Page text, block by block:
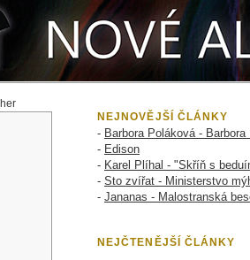
NEJNOVĚJŠÍ ČLÁNKY
- Barbora Poláková - Barbora
- Edison
- Karel Plíhal - "Skříň s
- Sto zvířat - Ministerstvo
- Jananas - Malostranská
NEJČTENĚJŠÍ ČLÁNKY